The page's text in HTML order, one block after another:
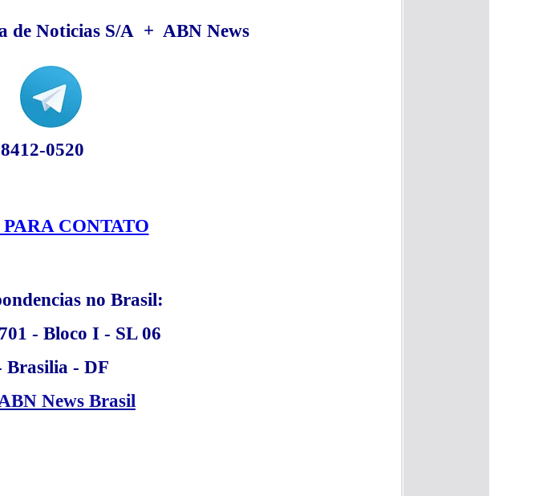
de Noticias S/A + ABN News
0520
CONTATO
no Brasil:
- Bloco I - SL 06
Brasilia - DF
News Brasil